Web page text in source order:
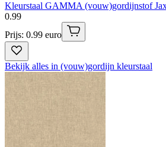
Kleurstaal GAMMA (vouw)gordijnstof
0.99
Prijs: 0.99 euro
Bekijk alles in (vouw)gordijn kleurstaal